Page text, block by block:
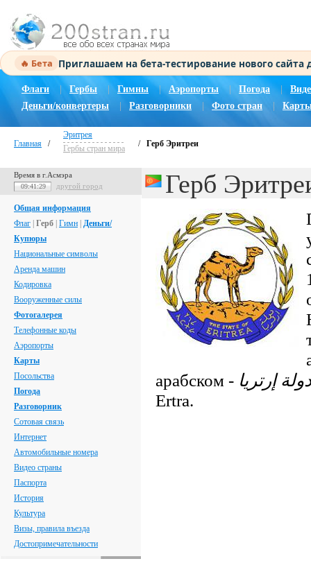
🔥 Бета Приглашаем на бета-тестирование нового
Флаги Гербы Гимны | Аэропорты Погода |
Деньги/конвертеры
Разговорники Фото стран
Главная /
Эритрея
Гербы стран мира
/ Герб Эритреи
Время в г.Асмэра
09:41:30 другой город
Общая информация
Флаг Герб Гимн Деньги/
Купюры
Национальные символы
Аренда машин
Кодировка
Вооруженные силы
Фотогалерея
Телефонные коды
Аэропорты
Карты
Посольства
Погода
Разговорник
Сотовая связь
Интернет
Автомобильные номера
Видео страны
Паспорта
История
Культура
Визы, правила въезда
Достопримечательности
Герб
арабском -
Ertra.